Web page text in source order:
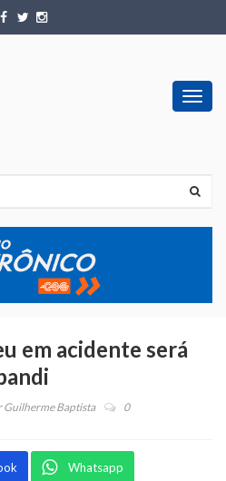
em acidente será
Guilherme Baptista 0
Whatsapp